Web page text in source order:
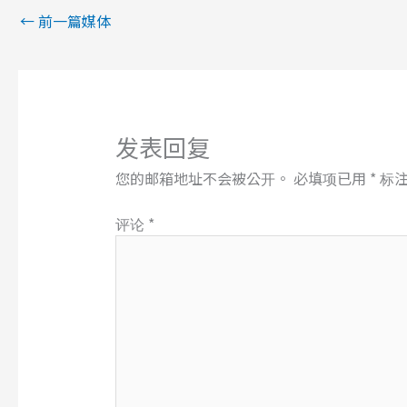
←前一篇媒体
发表回复
您的邮箱地址不会被公开。 必填项已用 * 标
评论 *